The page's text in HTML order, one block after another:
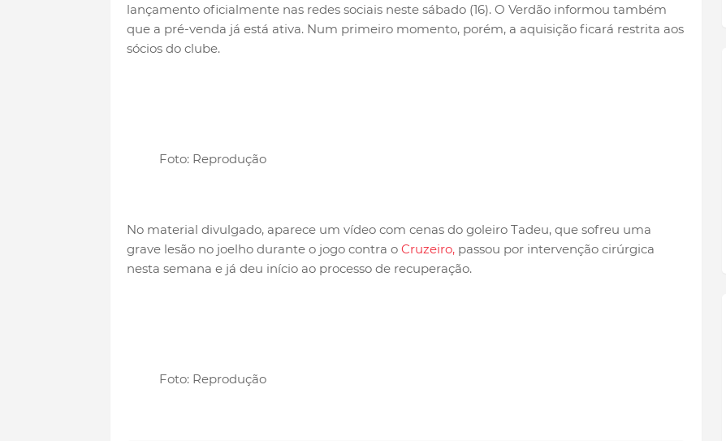
lançamento oficialmente nas redes sociais neste sábado (16). O Verdão informou também
que a pré-venda já está ativa. Num primeiro momento, porém, a aquisição ficará restrita aos
sócios do clube.
Foto: Reprodução
No material divulgado, aparece um vídeo com cenas do goleiro Tadeu, que sofreu uma
grave lesão no joelho durante o jogo contra o Cruzeiro,passou por intervenção cirúrgica
nesta semana e já deu início ao processo de recuperação.
Foto: Reprodução